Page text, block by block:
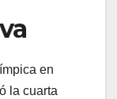
en
la cuarta